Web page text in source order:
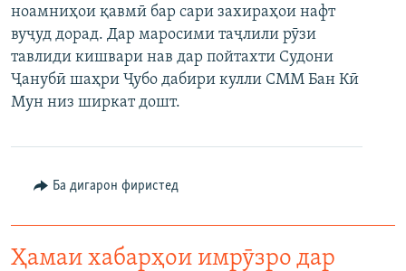
ноамниҳои қавмӣ бар сари захираҳои нафт
вуҷуд дорад. Дар маросими таҷлили рӯзи
тавлиди кишвари нав дар пойтахти Судони
Ҷанубӣ шаҳри Ҷубо дабири кулли СММ Бан Кӣ
Мун низ ширкат дошт.
Ба дигарон фиристед
Ҳамаи хабарҳои имрӯзро дар